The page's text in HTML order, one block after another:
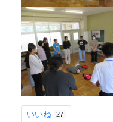
いいね 27